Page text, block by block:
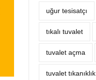
uğur tesisatçı
tıkalı tuvalet
tuvalet açma
tuvalet tıkanıklık